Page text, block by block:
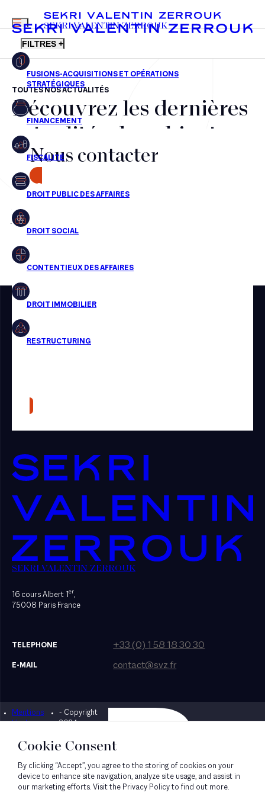
FR EN
MENU
SEKRI VALENTIN ZERROUK
FILTRES +
Fusions-acquisitions et opérations stratégiques
Financement
Fiscalité
Droit public des affaires
Droit social
Droit immobilier
Restructuring
Presse
TOUTES NOS ACTUALITÉS
Découvrez les dernières
actualités du cabinet,
nos récompenses et nos
transactions, jour après
jour
Aucun résultats pour cette recherche
Nous contacter
SEKRI VALENTIN ZERROUK
16 cours Albert 1er,
75008 Paris France
TELEPHONE +33 (0) 1 58 18 30 30
E-MAIL contact@svz.fr
Mentions
légales
- Copyright
2024
Designed by Bonhomme
Cookie Consent
By clicking “Accept”, you agree to the storing of cookies on your
device to enhance site navigation, analyze site usage, and assist in
our marketing efforts. Visit the Privacy Policy to find out more.